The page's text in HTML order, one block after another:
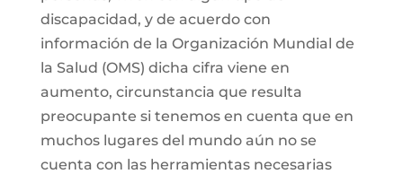
discapacidad, y de acuerdo con
información de la Organización Mundial de
la Salud (OMS) dicha cifra viene en
aumento, circunstancia que resulta
preocupante si tenemos en cuenta que en
muchos lugares del mundo aún no se
cuenta con las herramientas necesarias